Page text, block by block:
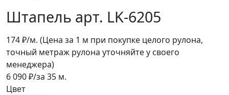
Штапель арт. LK-6205
174₽/м. (Цена за 1 м при покупке целого рулона,
точный метраж рулона уточняйте у своего
менеджера)
6 090₽/за 35 м.
Цвет